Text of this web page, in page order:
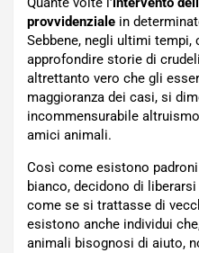
provvidenziale in
Sebbene, negli ultimi
approfondire storie di
altrettanto vero che gli
maggioranza dei casi, si
incommensurabile
amici animali.
Così come esistono
bianco, decidono di
come se si trattasse di
esistono anche individui
animali bisognosi di aiuto,